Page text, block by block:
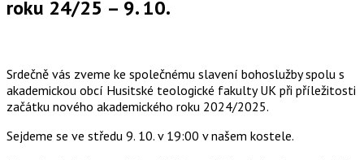
roku 24/25 – 9. 10.
Srdečně vás zveme ke společnému slavení bohoslužby spolu s
akademickou obcí Husitské teologické fakulty UK při příležitosti
začátku nového akademického roku 2024/2025.
Sejdeme se ve středu 9. 10. v 19:00 v našem kostele.